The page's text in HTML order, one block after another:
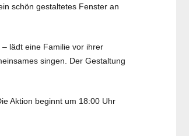
schön gestaltetes Fenster an
lädt eine Familie vor ihrer
singen. Der Gestaltung
Aktion beginnt um 18:00 Uhr